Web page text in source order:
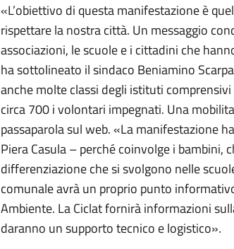
«L’obiettivo di questa manifestazione è
rispettare la nostra città. Un messaggio
associazioni, le scuole e i cittadini che
ha sottolineato il sindaco Beniamino
anche molte classi degli istituti
circa 700 i volontari impegnati. Una
passaparola sul web. «La manifestazione
Piera Casula – perché coinvolge i bambini,
differenziazione che si svolgono nelle
comunale avrà un proprio punto
Ambiente. La Ciclat fornirà informazioni
daranno un supporto tecnico e logistico».